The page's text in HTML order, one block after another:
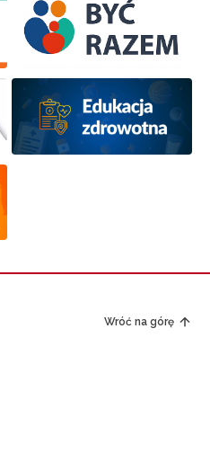
Wróć na górę